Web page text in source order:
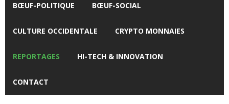
BŒUF-POLITIQUE BŒUF-SOCIAL
CULTURE OCCIDENTALE CRYPTO MONNAIES
REPORTAGES HI-TECH & INNOVATION
CONTACT